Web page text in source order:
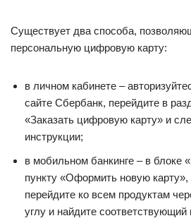
Существует два способа,
персональную цифровую карту:
в личном кабинете –
сайте Сбербанк, перейдите в
«Заказать цифровую карту» и
инструкции;
в мобильном банкинге – в блоке
пункту «Оформить новую карту»,
перейдите ко всем продуктам
углу и найдите соответствующий